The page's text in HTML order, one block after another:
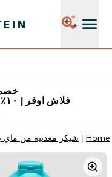
خصم
فلاش اوفر | ١٠٪ إضافية باستخدام كود محدود
Home شيكر معدنية من ماي